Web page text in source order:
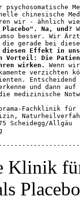
psychosomatische
chinesische
wir - ähnlich
Na, und?
besser. Wir
gerade bei
diesen Effekt in
Vorteil: Die
wirken.
Wenn
verzichten
und dann auf
medizinische
Fachklinik für
Scheidegg/Allgäu
Klinik